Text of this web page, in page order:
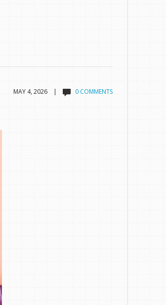
MAY 4, 2026 | 0 COMMENTS